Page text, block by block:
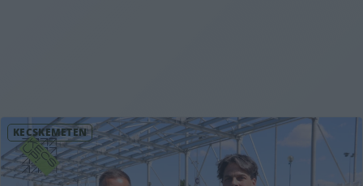
KECSKEMÉTEN